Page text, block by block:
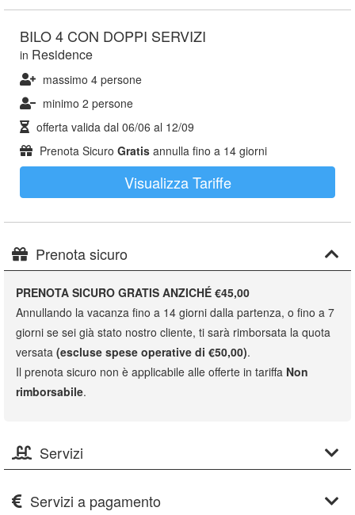
BILO 4 CON DOPPI SERVIZI
in Residence
massimo 4 persone
minimo 2 persone
offerta valida dal 06/06 al 12/09
Prenota Sicuro Gratis annulla fino a 14 giorni
Visualizza Tariffe
Prenota sicuro
PRENOTA SICURO GRATIS ANZICHÉ €45,00
Annullando la vacanza fino a 14 giorni dalla partenza, o fino a 7
giorni se sei già stato nostro cliente, ti sarà rimborsata la quota
versata (escluse spese operative di €50,00).
Il prenota sicuro non è applicabile alle offerte in tariffa Non
rimborsabile.
Servizi
Servizi a pagamento